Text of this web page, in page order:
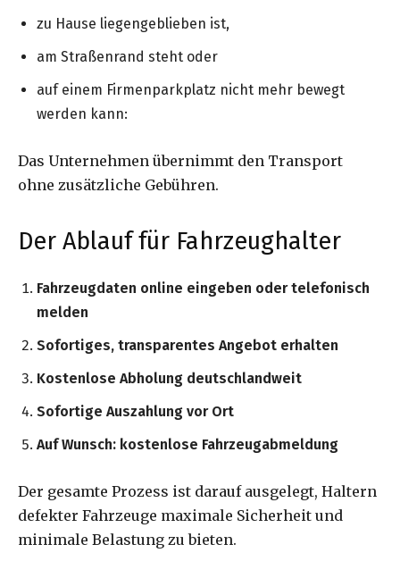
zu Hause liegengeblieben ist,
am Straßenrand steht oder
auf einem Firmenparkplatz nicht mehr bewegt
werden kann:
Das Unternehmen übernimmt den Transport
ohne zusätzliche Gebühren.
Der Ablauf für Fahrzeughalter
Fahrzeugdaten online eingeben oder telefonisch
melden
Sofortiges, transparentes Angebot erhalten
Kostenlose Abholung deutschlandweit
Sofortige Auszahlung vor Ort
Auf Wunsch: kostenlose Fahrzeugabmeldung
Der gesamte Prozess ist darauf ausgelegt, Haltern
defekter Fahrzeuge maximale Sicherheit und
minimale Belastung zu bieten.